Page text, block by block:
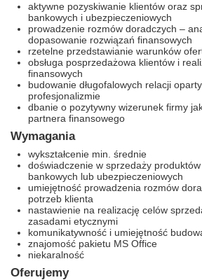
aktywne pozyskiwanie klientów oraz
bankowych i ubezpieczeniowych
prowadzenie rozmów doradczych –
dopasowanie rozwiązań finansowych
rzetelne przedstawianie warunków
obsługa posprzedażowa klientów i
finansowych
budowanie długofalowych relacji
profesjonalizmie
dbanie o pozytywny wizerunek firmy
partnera finansowego
Wymagania
wykształcenie min. średnie
doświadczenie w sprzedaży produktów
bankowych lub ubezpieczeniowych
umiejętność prowadzenia rozmów
potrzeb klienta
nastawienie na realizację celów
zasadami etycznymi
komunikatywność i umiejętność
znajomość pakietu MS Office
niekaralność
Oferujemy